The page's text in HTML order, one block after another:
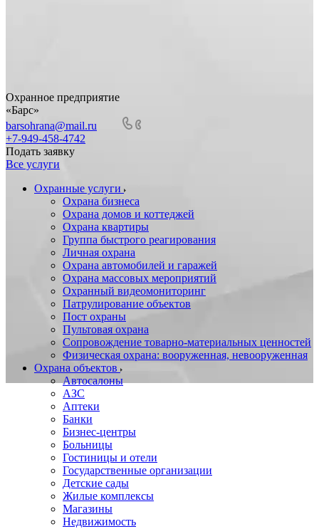
Охранное предприятие
«Барс»
barsohrana@mail.ru
+7-949-458-4742
Подать заявку
Все услуги
Охранные услуги
Охрана бизнеса
Охрана домов и коттеджей
Охрана квартиры
Группа быстрого реагирования
Личная охрана
Охрана автомобилей и гаражей
Охрана массовых мероприятий
Охранный видеомониторинг
Патрулирование объектов
Пост охраны
Пультовая охрана
Сопровождение товарно-материальных ценностей
Физическая охрана: вооруженная, невооруженная
Охрана объектов
Автосалоны
АЗС
Аптеки
Банки
Бизнес-центры
Больницы
Гостиницы и отели
Государственные организации
Детские сады
Жилые комплексы
Магазины
Недвижимость